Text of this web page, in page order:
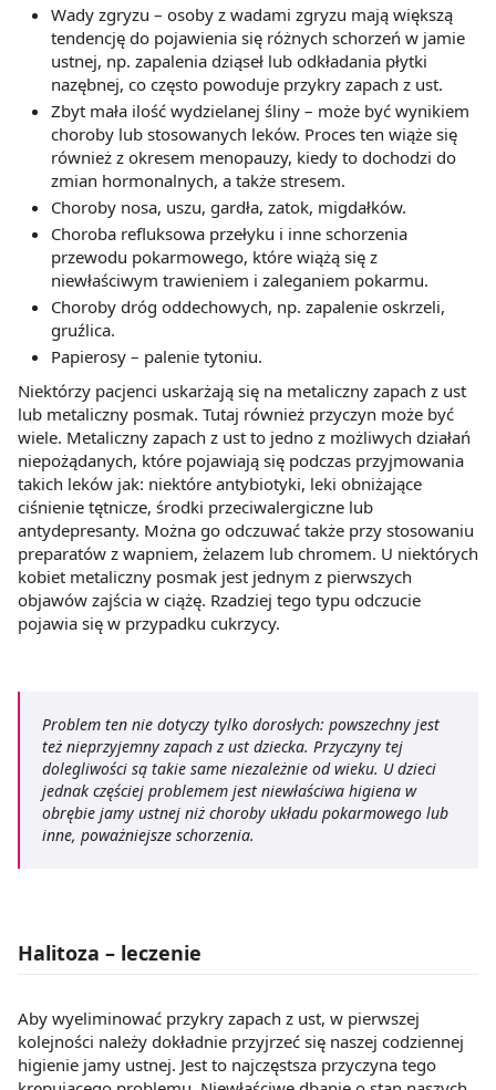
Wady zgryzu – osoby z wadami zgryzu mają większą
tendencję do pojawienia się różnych schorzeń w jamie
ustnej, np. zapalenia dziąseł lub odkładania płytki
nazębnej, co często powoduje przykry zapach z ust.
Zbyt mała ilość wydzielanej śliny – może być wynikiem
choroby lub stosowanych leków. Proces ten wiąże się
również z okresem menopauzy, kiedy to dochodzi do
zmian hormonalnych, a także stresem.
Choroby nosa, uszu, gardła, zatok, migdałków.
Choroba refluksowa przełyku i inne schorzenia
przewodu pokarmowego, które wiążą się z
niewłaściwym trawieniem i zaleganiem pokarmu.
Choroby dróg oddechowych, np. zapalenie oskrzeli,
gruźlica.
Papierosy – palenie tytoniu.
Niektórzy pacjenci uskarżają się na metaliczny zapach z ust
lub metaliczny posmak. Tutaj również przyczyn może być
wiele. Metaliczny zapach z ust to jedno z możliwych działań
niepożądanych, które pojawiają się podczas przyjmowania
takich leków jak: niektóre antybiotyki, leki obniżające
ciśnienie tętnicze, środki przeciwalergiczne lub
antydepresanty. Można go odczuwać także przy stosowaniu
preparatów z wapniem, żelazem lub chromem. U niektórych
kobiet metaliczny posmak jest jednym z pierwszych
objawów zajścia w ciążę. Rzadziej tego typu odczucie
pojawia się w przypadku cukrzycy.
Problem ten nie dotyczy tylko dorosłych: powszechny jest
też nieprzyjemny zapach z ust dziecka. Przyczyny tej
dolegliwości są takie same niezależnie od wieku. U dzieci
jednak częściej problemem jest niewłaściwa higiena w
obrębie jamy ustnej niż choroby układu pokarmowego lub
inne, poważniejsze schorzenia.
Halitoza – leczenie
Aby wyeliminować przykry zapach z ust, w pierwszej
kolejności należy dokładnie przyjrzeć się naszej codziennej
higienie jamy ustnej. Jest to najczęstsza przyczyna tego